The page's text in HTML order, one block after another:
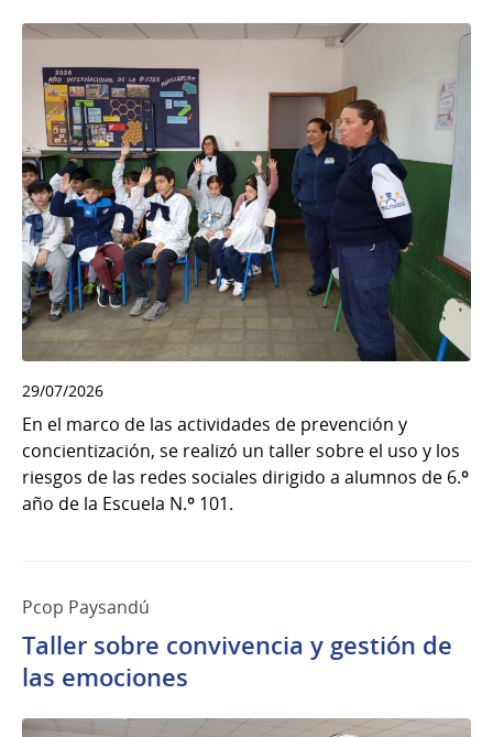
29/07/2026
En el marco de las actividades de prevención y
concientización, se realizó un taller sobre el uso y los
riesgos de las redes sociales dirigido a alumnos de 6.º
año de la Escuela N.º 101.
Pcop Paysandú
Taller sobre convivencia y gestión de
las emociones